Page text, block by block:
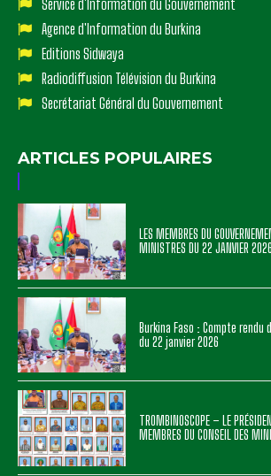
Service d'Information du Gouvernement
Agence d'Information du Burkina
Editions Sidwaya
Radiodiffusion Télévision du Burkina
Secrétariat Général du Gouvernement
ARTICLES POPULAIRES
LES MEMBRES DU
MINISTRES DU 22 JANVIER 2026
Burkina Faso : Compte
du 22 janvier 2026
TROMBINOSCOPE – LE
MEMBRES DU CONSEIL DES